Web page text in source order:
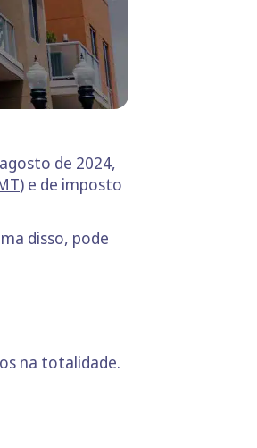
de 2024,
) e de imposto
disso, pode
na totalidade.